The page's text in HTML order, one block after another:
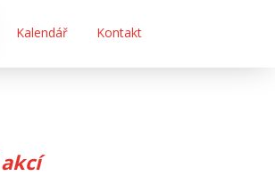
Kalendář Kontakt